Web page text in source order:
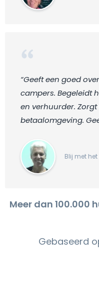
“Geeft een goed
campers. Begeleidt
en verhuurder.
betaalomgeving.
Blij met
Meer dan 100.000
Gebaseerd